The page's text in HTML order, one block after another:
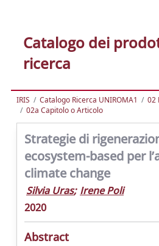
Catalogo dei
ricerca
IRIS Catalogo Ricerca UNIROMA1
02
02a Capitolo o Articolo
Strategie di
ecosystem-based per
climate change
Silvia Uras; Irene Poli
2020
Abstract